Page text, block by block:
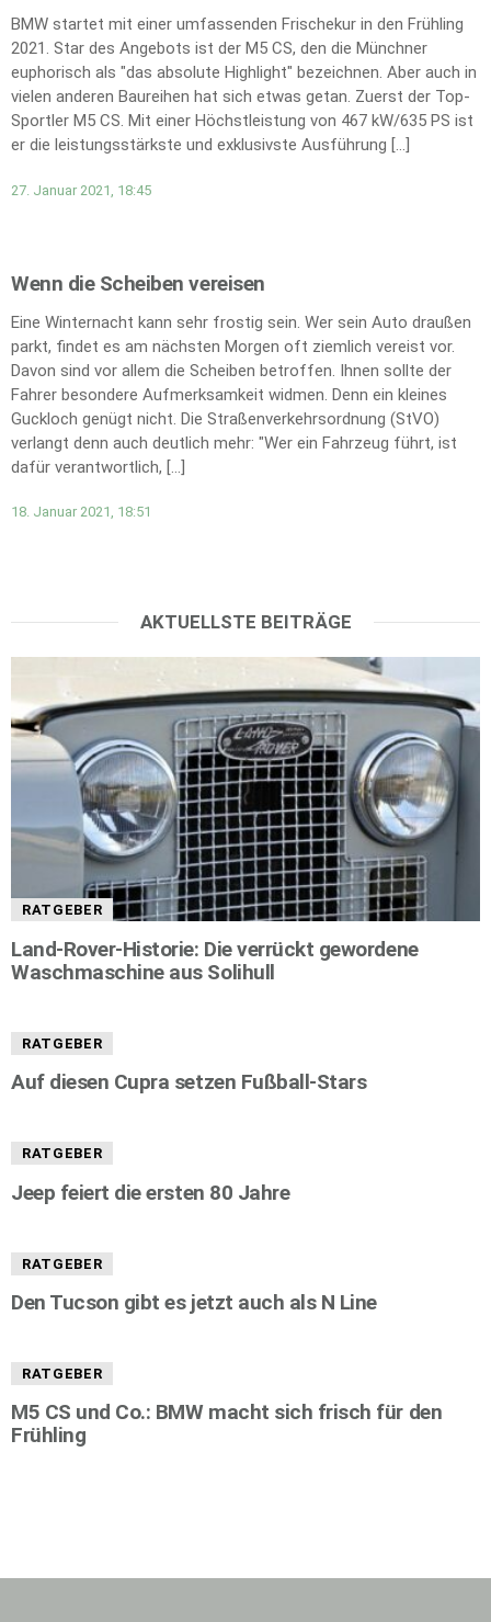
BMW startet mit einer umfassenden Frischekur in den Frühling
2021. Star des Angebots ist der M5 CS, den die Münchner
euphorisch als "das absolute Highlight" bezeichnen. Aber auch in
vielen anderen Baureihen hat sich etwas getan. Zuerst der Top-
Sportler M5 CS. Mit einer Höchstleistung von 467 kW/635 PS ist
er die leistungsstärkste und exklusivste Ausführung […]
27. Januar 2021, 18:45
Wenn die Scheiben vereisen
Eine Winternacht kann sehr frostig sein. Wer sein Auto draußen
parkt, findet es am nächsten Morgen oft ziemlich vereist vor.
Davon sind vor allem die Scheiben betroffen. Ihnen sollte der
Fahrer besondere Aufmerksamkeit widmen. Denn ein kleines
Guckloch genügt nicht. Die Straßenverkehrsordnung (StVO)
verlangt denn auch deutlich mehr: "Wer ein Fahrzeug führt, ist
dafür verantwortlich, […]
18. Januar 2021, 18:51
AKTUELLSTE BEITRÄGE
RATGEBER
Land-Rover-Historie: Die verrückt gewordene
Waschmaschine aus Solihull
RATGEBER
Auf diesen Cupra setzen Fußball-Stars
RATGEBER
Jeep feiert die ersten 80 Jahre
RATGEBER
Den Tucson gibt es jetzt auch als N Line
RATGEBER
M5 CS und Co.: BMW macht sich frisch für den
Frühling